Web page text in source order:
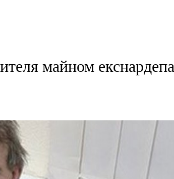
майном екснардепа